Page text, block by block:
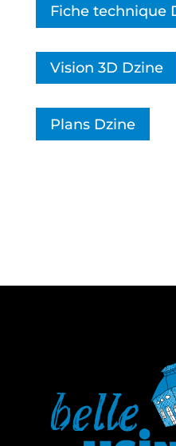
Fiche technique
Vision 3D Dzine
Plans Dzine